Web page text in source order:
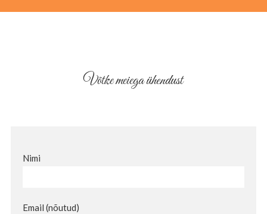
Võtke meiega ühendust
Nimi
Email (nõutud)